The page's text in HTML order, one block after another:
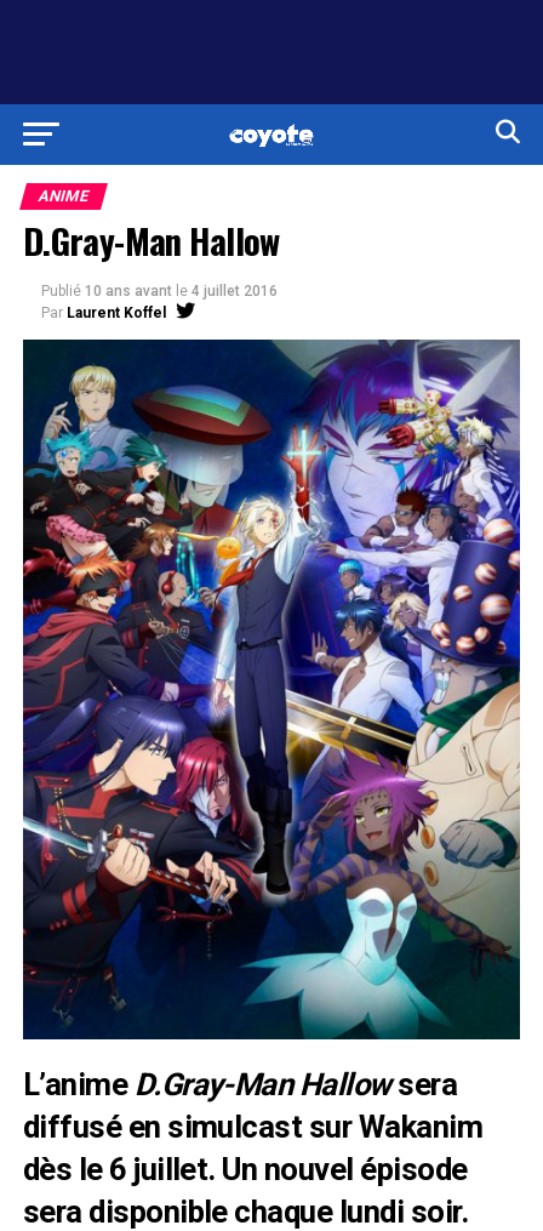
ANIME
D.Gray-Man Hallow
Publié 10 ans avant le 4 juillet 2016
Par Laurent Koffel
L’anime D.Gray-Man Hallowsera
diffusé en simulcast surWakanim
dès le 6 juillet. Un nouvel épisode
sera disponible chaque lundi soir.